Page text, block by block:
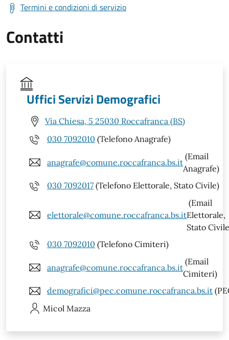
Termini e condizioni di servizio
Contatti
Uffici Servizi Demografici
Via Chiesa, 5 25030 Roccafranca (BS)
030 7092010 (Telefono Anagrafe)
anagrafe@comune.roccafranca.bs.it
(Email
Anagrafe)
030 7092017 (Telefono Elettorale, Stato Civile)
elettorale@comune.roccafranca.bs.it
(Email
Elettorale,
Stato
030 7092010 (Telefono Cimiteri)
anagrafe@comune.roccafranca.bs.it
(Email
Cimiteri)
demografici@pec.comune.roccafranca.bs.it
Micol Mazza